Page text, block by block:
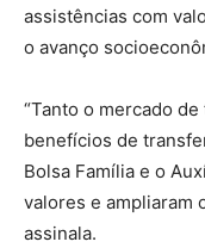
assistências com
o avanço
“Tanto o mercado
benefícios de
Bolsa Família e o
valores e ampliaram
assinala.